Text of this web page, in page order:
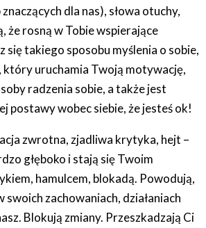
dla nas), słowa otuchy,
że rosną w Tobie wspierające
się takiego sposobu myślenia o sobie,
który uruchamia Twoją motywację,
radzenia sobie, a także jest
postawy wobec siebie, że jesteś ok!
zwrotna, zjadliwa krytyka, hejt –
głęboko i stają się Twoim
hamulcem, blokadą. Powodują,
swoich zachowaniach, działaniach
Blokują zmiany. Przeszkadzają Ci